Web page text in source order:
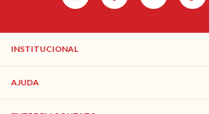
INSTITUCIONAL
AJUDA